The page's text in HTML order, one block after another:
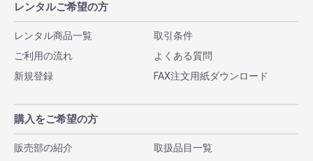
レンタルご希望の方
レンタル商品一覧
取引条件
ご利用の流れ
よくある質問
新規登録
FAX注文用紙ダウンロード
購入をご希望の方
販売部の紹介 取扱品目一覧